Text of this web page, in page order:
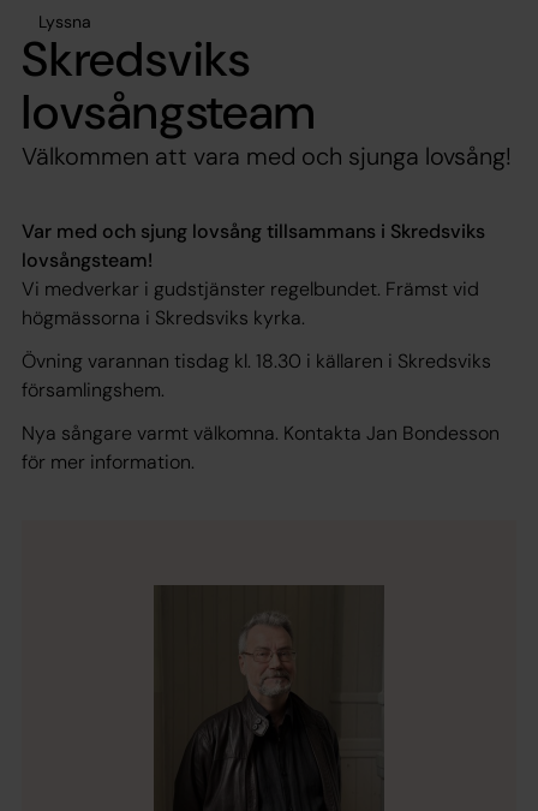
Lyssna
Skredsviks
lovsångsteam
Välkommen att vara med och sjunga lovsång!
Var med och sjung lovsång tillsammans i Skredsviks
lovsångsteam!
Vi medverkar i gudstjänster regelbundet. Främst vid
högmässorna i Skredsviks kyrka.
Övning varannan tisdag kl. 18.30 i källaren i Skredsviks
församlingshem.
Nya sångare varmt välkomna. Kontakta Jan Bondesson
för mer information.